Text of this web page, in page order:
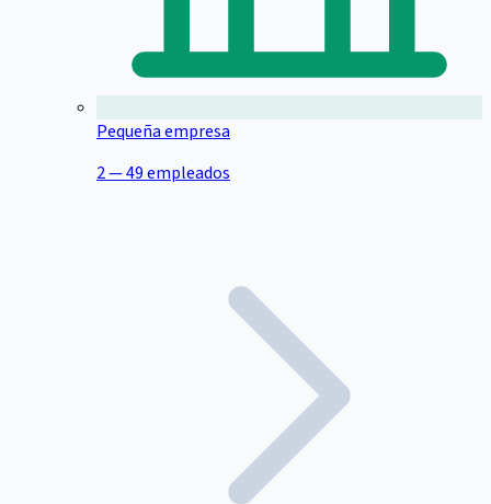
Pequeña empresa
2 — 49 empleados